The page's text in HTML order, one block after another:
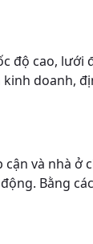
cao,
doanh,
và
Bằng